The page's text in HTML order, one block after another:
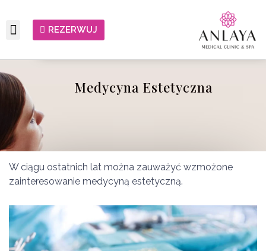
REZERWUJ
Medycyna Estetyczna
W ciągu ostatnich lat można zauważyć wzmożone
zainteresowanie medycyną estetyczną.